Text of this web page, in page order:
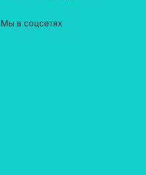
Мы в соцсетях